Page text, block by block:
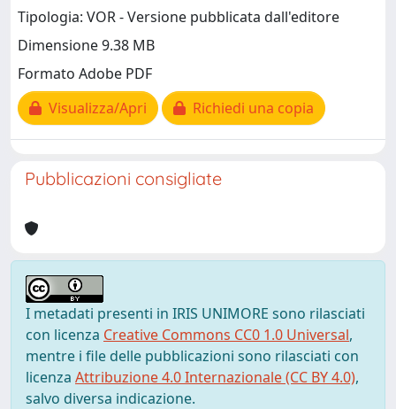
Tipologia: VOR - Versione pubblicata dall'editore
Dimensione 9.38 MB
Formato Adobe PDF
Visualizza/Apri
Richiedi una copia
Pubblicazioni consigliate
I metadati presenti in IRIS UNIMORE sono rilasciati
con licenza Creative Commons CC0 1.0 Universal,
mentre i file delle pubblicazioni sono rilasciati con
licenza Attribuzione 4.0 Internazionale (CC BY 4.0),
salvo diversa indicazione.